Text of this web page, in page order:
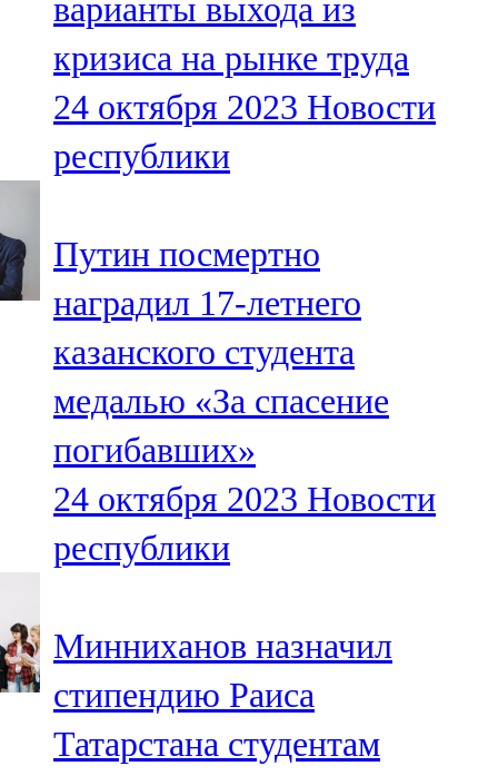
варианты выхода из
кризиса на рынке труда
24 октября 2023 Новости
республики
Путин посмертно
наградил 17-летнего
казанского студента
медалью «За спасение
погибавших»
24 октября 2023 Новости
республики
Минниханов назначил
стипендию Раиса
Татарстана студентам